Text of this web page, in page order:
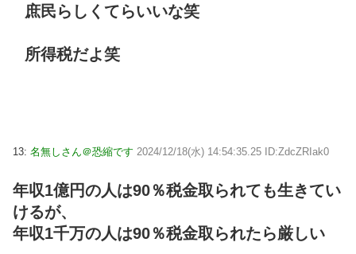
庶民らしくてらいいな笑
所得税だよ笑
13: 名無しさん＠恐縮です 2024/12/18(水) 14:54:35.25 ID:ZdcZRIak0
年収1億円の人は90％税金取られても生きてい
けるが、
年収1千万の人は90％税金取られたら厳しい